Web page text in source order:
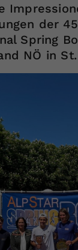
der
Spring
NÖ in